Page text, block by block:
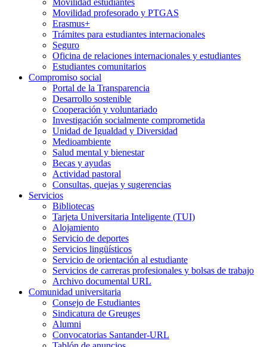
Movilidad profesorado y PTGAS
Erasmus+
Trámites para estudiantes internacionales
Seguro
Oficina de relaciones internacionales y estudiantes
Estudiantes comunitarios
Compromiso social
Portal de la Transparencia
Desarrollo sostenible
Cooperación y voluntariado
Investigación socialmente comprometida
Unidad de Igualdad y Diversidad
Medioambiente
Salud mental y bienestar
Becas y ayudas
Actividad pastoral
Consultas, quejas y sugerencias
Servicios
Bibliotecas
Tarjeta Universitaria Inteligente (TUI)
Alojamiento
Servicio de deportes
Servicios lingüísticos
Servicio de orientación al estudiante
Servicios de carreras profesionales y bolsas de trabajo
Archivo documental URL
Comunidad universitaria
Consejo de Estudiantes
Sindicatura de Greuges
Alumni
Convocatorias Santander-URL